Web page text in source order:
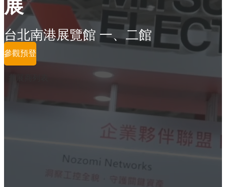
展
台北南港展覽館 一、二館
參觀預登